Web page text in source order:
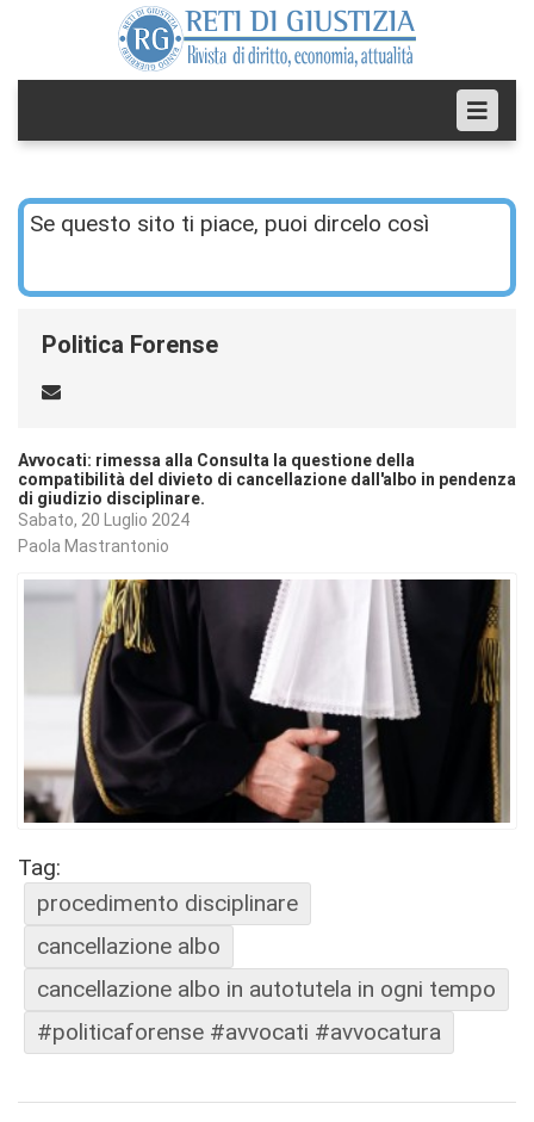
Se questo sito ti piace, puoi dircelo così
Politica Forense
Avvocati: rimessa alla Consulta la questione della
compatibilità del divieto di cancellazione dall'albo in pendenza
di giudizio disciplinare.
Sabato, 20 Luglio 2024
Paola Mastrantonio
Tag:
procedimento disciplinare
cancellazione albo
cancellazione albo in autotutela in ogni tempo
#politicaforense #avvocati #avvocatura